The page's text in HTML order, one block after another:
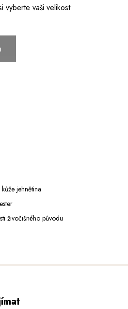
vyberte vaši velikost
sukni nebo šatům i do
(vel. 36)
jehnětina
živočišného původu
usně